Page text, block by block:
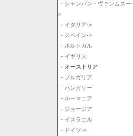
- シャンパン・ヴァンムスー-
>
- イタリア->
- スペイン->
- ポルトガル
- イギリス
- オーストリア
- ブルガリア
- ハンガリー
- ルーマニア
- ジョージア
- イスラエル
- ドイツ->